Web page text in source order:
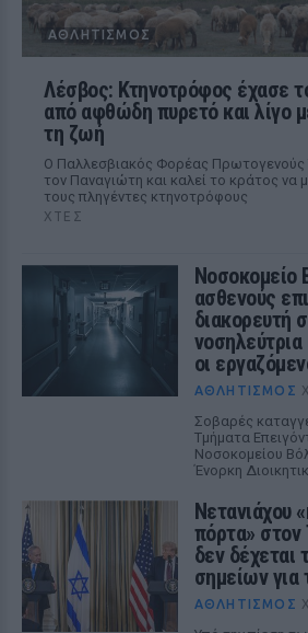
ΑΘΛΗΤΙΣΜΌΣ
Λέσβος: Κτηνοτρόφος έχασε
από αφθώδη πυρετό και λίγο
τη ζωή
Ο Παλλεσβιακός Φορέας Πρωτογενούς
τον Παναγιώτη και καλεί το κράτος να
τους πληγέντες κτηνοτρόφους
ΧΤΕΣ
Νοσοκομείο
ασθενούς
διακορευτή
οι
ΑΘΛΗΤΙΣΜΌΣ
Σοβαρές
Τμήματα
Νοσοκομείου
Ένορκη
Νετανιάχου
πόρτα» στον
δεν δέχεται
σημείων για
ΑΘΛΗΤΙΣΜΌΣ